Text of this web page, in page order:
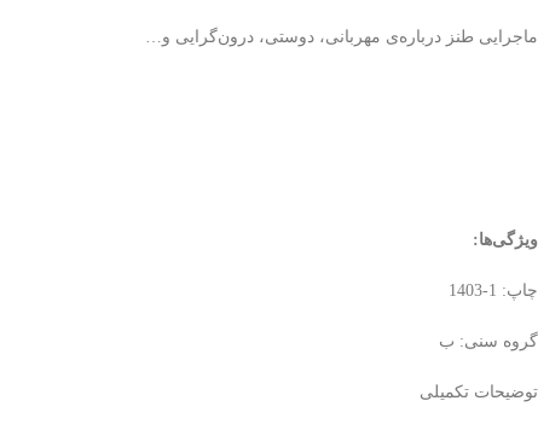
ماجرایی طنز درباره‌ی مهربانی، دوستی، درون‌گرایی و…
ویژگی‌ها:
چاپ: 1-1403
گروه سنی: ب
توضیحات تکمیلی